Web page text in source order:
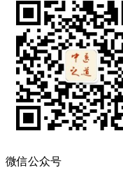
微信公众号